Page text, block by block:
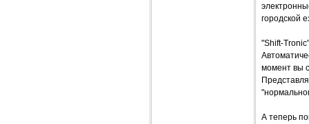
городской
"Shift-
момент вы
А теперь